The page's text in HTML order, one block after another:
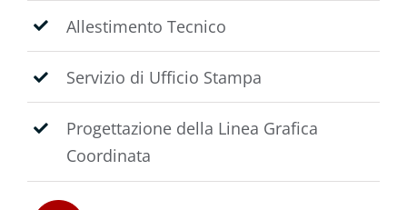
Allestimento Tecnico
Servizio di Ufficio Stampa
Progettazione della Linea Grafica
Coordinata